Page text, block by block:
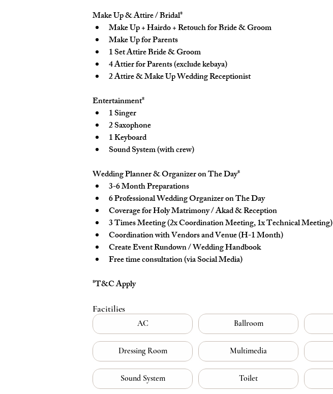
Make Up & Attire / Bridal*
Make Up + Hairdo + Retouch for Bride & Groom
Make Up for Parents
1 Set Attire Bride & Groom
4 Attier for Parents (exclude kebaya)
2 Attire & Make Up Wedding Receptionist
Entertainment*
1 Singer
2 Saxophone
1 Keyboard
Sound System (with crew)
Wedding Planner & Organizer on The Day*
3-6 Month Preparations
6 Professional Wedding Organizer on The Day
Coverage for Holy Matrimony / Akad & Reception
3 Times Meeting (2x Coordination Meeting, 1x Technical Meeting)
Coordination with Vendors and Venue (H-1 Month)
Create Event Rundown / Wedding Handbook
Free time consultation (via Social Media)
*T&C Apply
Facitilies
AC
Dressing Room
Sound System
Ballroom
Multimedia
Toilet